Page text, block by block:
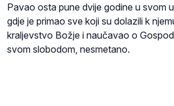
Pavao osta pune dvije godine u svom
gdje je primao sve koji su dolazili k
kraljevstvo Božje i naučavao o
svom slobodom, nesmetano.